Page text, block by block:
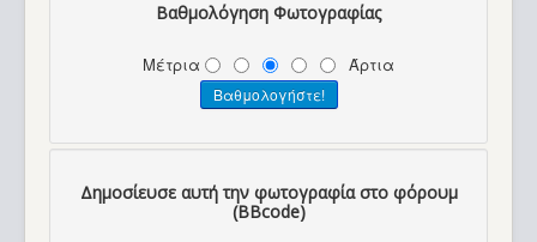
Βαθμολόγηση Φωτογραφίας
Μέτρια Άρτια
Δημοσίευσε αυτή την φωτογραφία στο φόρουμ
(BBcode)